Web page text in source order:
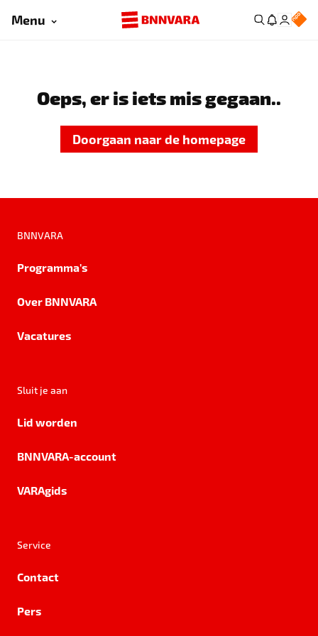
Menu
Oeps, er is iets mis gegaan..
Doorgaan naar de homepage
BNNVARA
Programma's
Over BNNVARA
Vacatures
Sluit je aan
Lid worden
BNNVARA-account
VARAgids
Service
Contact
Pers